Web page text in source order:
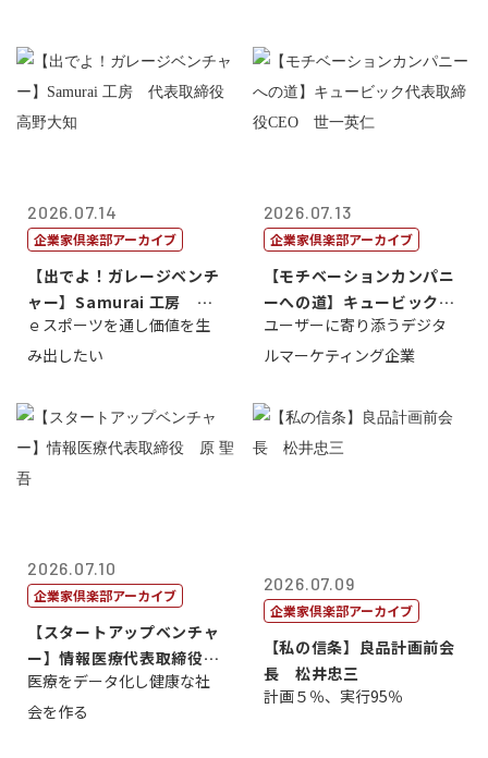
2026.07.14
企業家倶楽部アーカイブ
【出でよ！ガレージベンチ
ャー】Samurai 工房 代
表取締...
ｅスポーツを通し価値を生
み出したい
2026.07.13
企業家倶楽部アーカイブ
【モチベーションカンパニ
ーへの道】キュービック代
表取締役CE...
ユーザーに寄り添うデジタ
ルマーケティング企業
2026.07.10
企業家倶楽部アーカイブ
【スタートアップベンチャ
ー】情報医療代表取締役
原 聖吾
医療をデータ化し健康な社
会を作る
2026.07.09
企業家倶楽部アーカイブ
【私の信条】良品計画前会
長 松井忠三
計画５％、実行95％